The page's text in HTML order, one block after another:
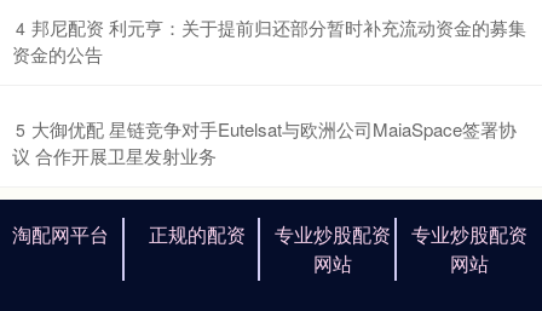
4 ​邦尼配资 利元亨：关于提前归还部分暂时补充流动资金的募集
资金的公告
5 ​大御优配 星链竞争对手Eutelsat与欧洲公司MaiaSpace签署协
议 合作开展卫星发射业务
淘配网平台 正规的配资
专业炒股配资
网站
专业炒股配资
网站